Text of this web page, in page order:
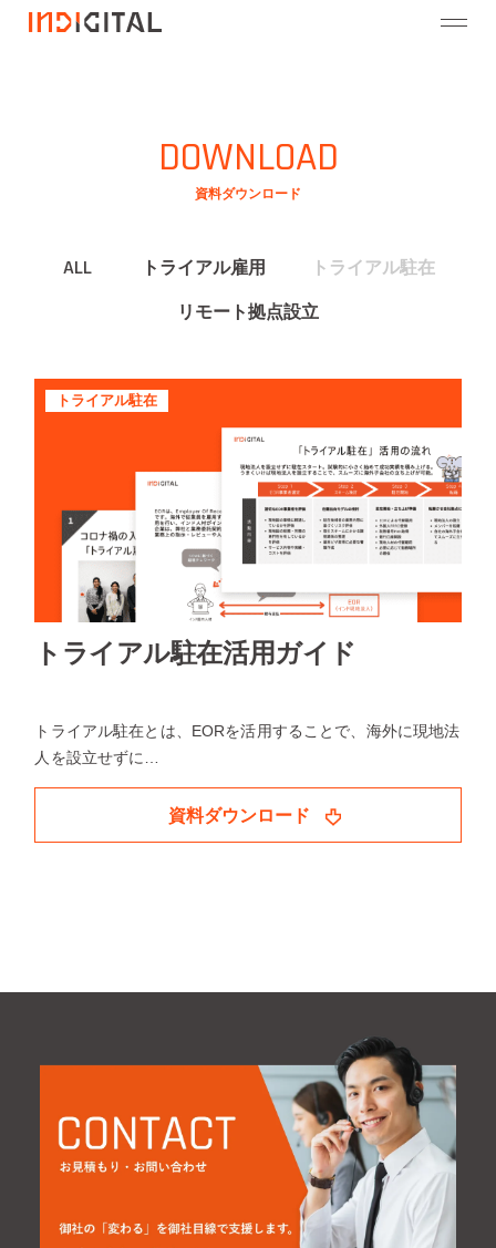
DOWNLOAD
資料ダウンロード
ALL トライアル雇用 トライアル駐在
リモート拠点設立
トライアル駐在
トライアル駐在活用ガイド
トライアル駐在とは、EORを活用することで、海外に現地法
人を設立せずに…
資料ダウンロード